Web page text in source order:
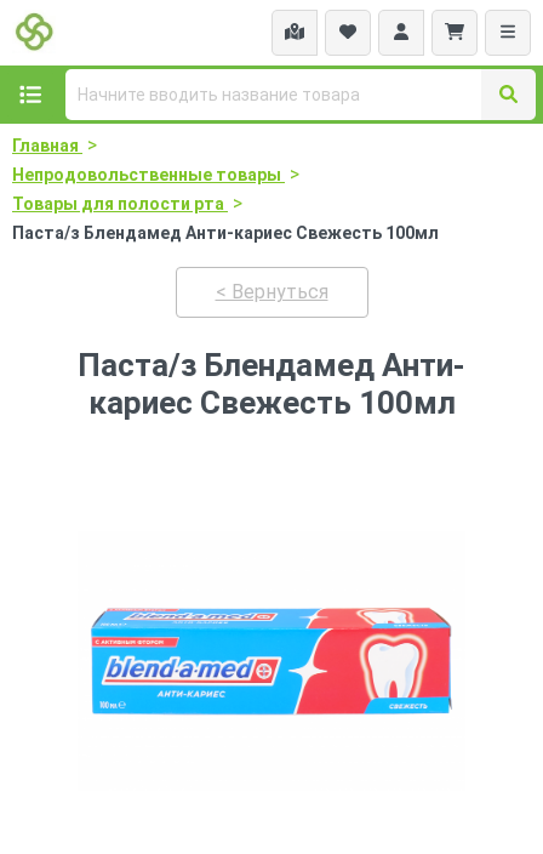
Главная >
Непродовольственные товары >
Товары для полости рта >
Паста/з Блендамед Анти-кариес Свежесть 100мл
< Вернуться
Паста/з Блендамед Анти-
кариес Свежесть 100мл